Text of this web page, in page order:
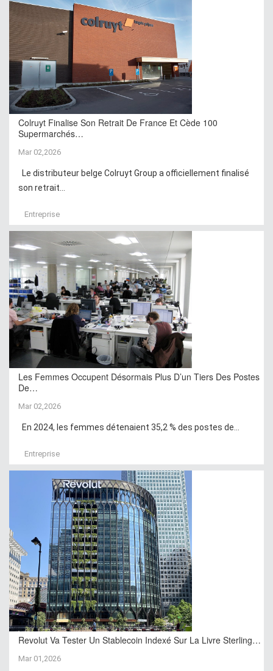
Colruyt Finalise Son Retrait De France Et Cède 100
Supermarchés…
Mar 02,2026
Le distributeur belge Colruyt Group a officiellement finalisé
son retrait...
Entreprise
Les Femmes Occupent Désormais Plus D’un Tiers Des Postes
De…
Mar 02,2026
En 2024, les femmes détenaient 35,2 % des postes de...
Entreprise
Revolut Va Tester Un Stablecoin Indexé Sur La Livre Sterling…
Mar 01,2026